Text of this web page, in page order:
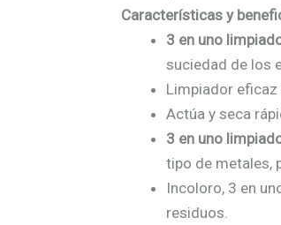
Características y
3 en uno
suciedad de los
Limpiador eficaz
Actúa y seca
3 en uno
tipo de metales,
Incoloro, 3 en
residuos.